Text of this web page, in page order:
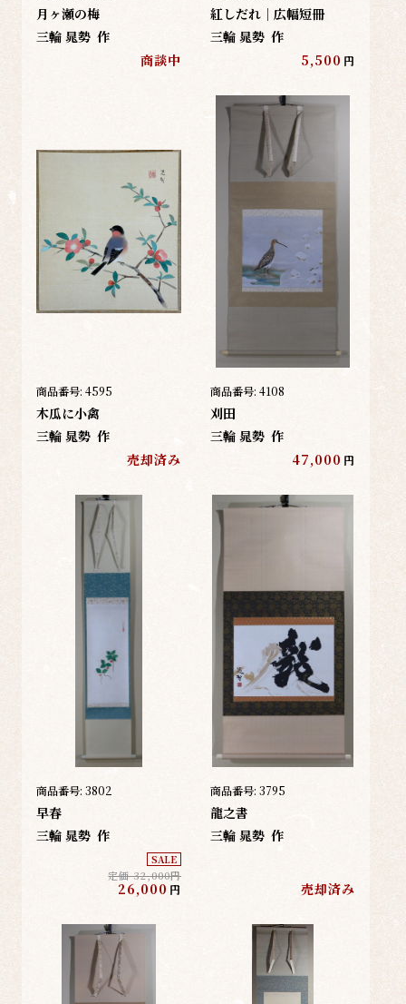
月ヶ瀬の梅
三輪 晁勢 作
商談中
紅しだれ｜広幅短冊
三輪 晁勢 作
5,500 円
商品番号: 4595
木瓜に小禽
三輪 晁勢 作
売却済み
商品番号: 4108
刈田
三輪 晁勢 作
47,000 円
商品番号: 3802
早春
三輪 晁勢 作
SALE
定価 32,000円
26,000 円
商品番号: 3795
龍之書
三輪 晁勢 作
売却済み